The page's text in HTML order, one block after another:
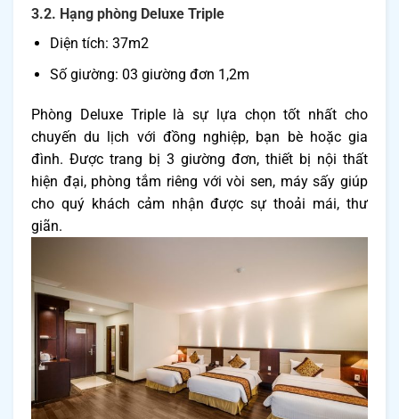
3.2. Hạng phòng Deluxe Triple
Diện tích: 37m2
Số giường: 03 giường đơn 1,2m
Phòng Deluxe Triple là sự lựa chọn tốt nhất cho
chuyến du lịch với đồng nghiệp, bạn bè hoặc gia
đình. Được trang bị 3 giường đơn, thiết bị nội thất
hiện đại, phòng tắm riêng với vòi sen, máy sấy giúp
cho quý khách cảm nhận được sự thoải mái, thư
giãn.